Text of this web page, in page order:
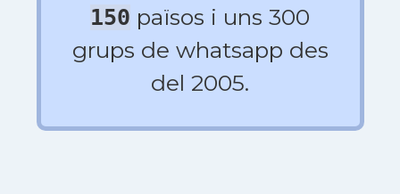
150 països i uns 300
grups de whatsapp des
del 2005.